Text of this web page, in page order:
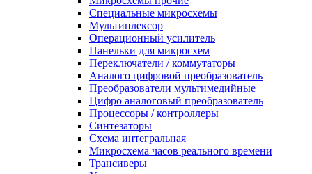
Специальные микросхемы
Мультиплексор
Операционный усилитель
Панельки для микросхем
Переключатели / коммутаторы
Аналого цифровой преобразователь
Преобразователи мультимедийные
Цифро аналоговый преобразователь
Процессоры / контроллеры
Синтезаторы
Схема интегральная
Микросхема часов реального времени
Трансиверы